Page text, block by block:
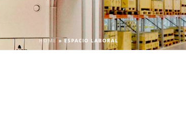
HOME»ESPACIO LABORAL